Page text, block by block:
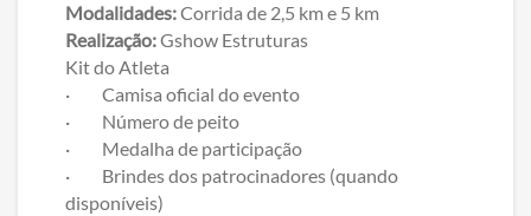
Modalidades:Corrida de 2,5 km e 5 km
Realização:Gshow Estruturas
Kit do Atleta
· Camisa oficial do evento
· Número de peito
· Medalha de participação
· Brindes dos patrocinadores (quando
disponíveis)